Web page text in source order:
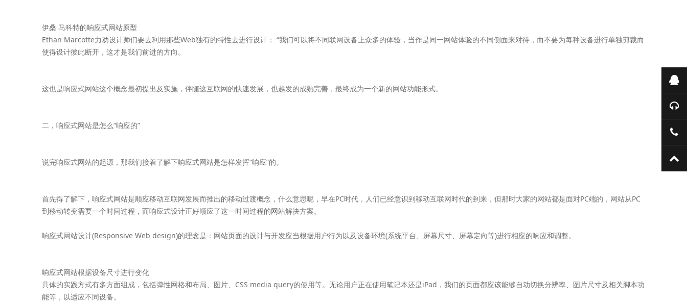
伊桑 马科特的响应式网站原型
Ethan Marcotte力劝设计师们要去利用那些Web独有的特性去进行设计： “我们可以将不同联网设备上众多的体验，当作是同一网站体验的不同侧面来对待，而不要为每种设备进行单独剪裁而
使得设计彼此断开，这才是我们前进的方向。
这也是响应式网站这个概念最初提出及实施，伴随这互联网的快速发展，也越发的成熟完善，最终成为一个新的网站功能形式。
二，响应式网站是怎么“响应的”
说完响应式网站的起源，那我们接着了解下响应式网站是怎样发挥“响应”的。
首先得了解下，响应式网站是顺应移动互联网发展而推出的移动过渡概念，什么意思呢，早在PC时代，人们已经意识到移动互联网时代的到来，但那时大家的网站都是面对PC端的，网站从PC
到移动转变需要一个时间过程，而响应式设计正好顺应了这一时间过程的网站解决方案。
响应式网站设计(Responsive Web design)的理念是：网站页面的设计与开发应当根据用户行为以及设备环境(系统平台、屏幕尺寸、屏幕定向等)进行相应的响应和调整。
响应式网站根据设备尺寸进行变化
具体的实践方式有多方面组成，包括弹性网格和布局、图片、CSS media query的使用等。无论用户正在使用笔记本还是iPad，我们的页面都应该能够自动切换分辨率、图片尺寸及相关脚本功
能等，以适应不同设备。
业
售